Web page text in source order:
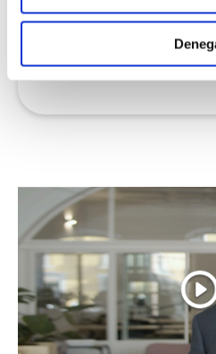
Demuestra que tu
vanguardia de la
por la comodidad de